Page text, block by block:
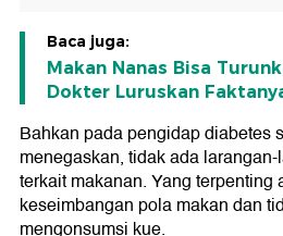
Baca juga:
Makan Nanas Bisa
Dokter Luruskan
Bahkan pada pengidap diabetes
menegaskan, tidak ada
terkait makanan. Yang terpenting
keseimbangan pola makan dan
mengonsumsi kue.